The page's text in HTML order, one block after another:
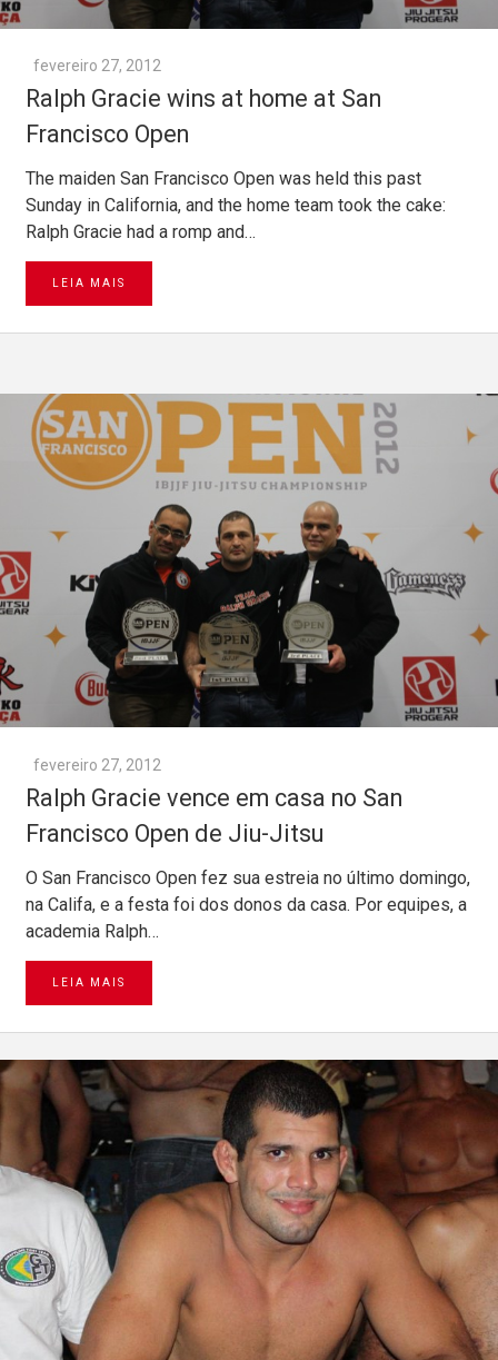
fevereiro 27, 2012
Ralph Gracie wins at home at San
Francisco Open
The maiden San Francisco Open was held this past
Sunday in California, and the home team took the cake:
Ralph Gracie had a romp and…
LEIA MAIS
fevereiro 27, 2012
Ralph Gracie vence em casa no San
Francisco Open de Jiu-Jitsu
O San Francisco Open fez sua estreia no último domingo,
na Califa, e a festa foi dos donos da casa. Por equipes, a
academia Ralph…
LEIA MAIS